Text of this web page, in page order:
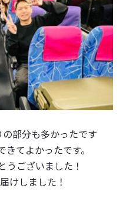
部分も多かったです
てよかったです。
うございました！
けしました！